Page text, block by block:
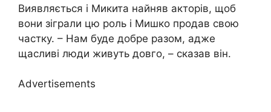
Виявляється і Микита найняв акторів, щоб
вони зіграли цю роль і Мишко продав свою
частку. – Нам буде добре разом, адже
щасливі люди живуть довго, – сказав він.
Advertisements